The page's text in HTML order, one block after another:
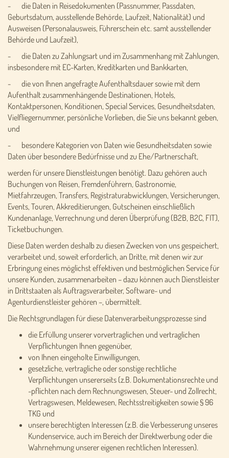
- die Daten in Reisedokumenten (Passnummer, Passdaten,
Geburtsdatum, ausstellende Behörde, Laufzeit, Nationalität) und
Ausweisen (Personalausweis, Führerschein etc. samt ausstellender
Behörde und Laufzeit),
- die Daten zu Zahlungsart und im Zusammenhang mit Zahlungen,
insbesondere mit EC-Karten, Kreditkarten und Bankkarten,
- die von Ihnen angefragte Aufenthaltsdauer sowie mit dem
Aufenthalt zusammenhängende Destinationen, Hotels,
Kontaktpersonen, Konditionen, Special Services, Gesundheitsdaten,
Vielfliegernummer, persönliche Vorlieben, die Sie uns bekannt geben,
und
- besondere Kategorien von Daten wie Gesundheitsdaten sowie
Daten über besondere Bedürfnisse und zu Ehe/Partnerschaft,
werden für unsere Dienstleistungen benötigt. Dazu gehören auch
Buchungen von Reisen, Fremdenführern, Gastronomie,
Mietfahrzeugen, Transfers, Registraturabwicklungen, Versicherungen,
Events, Touren, Akkreditierungen, Gutscheinen einschließlich
Kundenanlage, Verrechnung und deren Überprüfung (B2B, B2C, FIT),
Ticketbuchungen.
Diese Daten werden deshalb zu diesen Zwecken von uns gespeichert,
verarbeitet und, soweit erforderlich, an Dritte, mit denen wir zur
Erbringung eines möglichst effektiven und bestmöglichen Service für
unsere Kunden, zusammenarbeiten – dazu können auch Dienstleister
in Drittstaaten als Auftragsverarbeiter, Software- und
Agenturdienstleister gehören –, übermittelt.
Die Rechtsgrundlagen für diese Datenverarbeitungsprozesse sind
die Erfüllung unserer vorvertraglichen und vertraglichen
Verpflichtungen Ihnen gegenüber,
von Ihnen eingeholte Einwilligungen,
gesetzliche, vertragliche oder sonstige rechtliche
Verpflichtungen unsererseits (z.B. Dokumentationsrechte und
-pflichten nach dem Rechnungswesen, Steuer- und Zollrecht,
Vertragswesen, Meldewesen, Rechtsstreitigkeiten sowie § 96
TKG und
unsere berechtigten Interessen (z.B. die Verbesserung unseres
Kundenservice, auch im Bereich der Direktwerbung oder die
Wahrnehmung unserer eigenen rechtlichen Interessen).